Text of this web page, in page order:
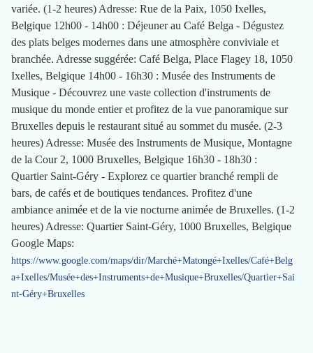
variée. (1-2 heures) Adresse: Rue de la Paix, 1050 Ixelles,
Belgique 12h00 - 14h00 : Déjeuner au Café Belga - Dégustez
des plats belges modernes dans une atmosphère conviviale et
branchée. Adresse suggérée: Café Belga, Place Flagey 18, 1050
Ixelles, Belgique 14h00 - 16h30 : Musée des Instruments de
Musique - Découvrez une vaste collection d'instruments de
musique du monde entier et profitez de la vue panoramique sur
Bruxelles depuis le restaurant situé au sommet du musée. (2-3
heures) Adresse: Musée des Instruments de Musique, Montagne
de la Cour 2, 1000 Bruxelles, Belgique 16h30 - 18h30 :
Quartier Saint-Géry - Explorez ce quartier branché rempli de
bars, de cafés et de boutiques tendances. Profitez d'une
ambiance animée et de la vie nocturne animée de Bruxelles. (1-2
heures) Adresse: Quartier Saint-Géry, 1000 Bruxelles, Belgique
Google Maps:
https://www.google.com/maps/dir/Marché+Matongé+Ixelles/Café+Belg
a+Ixelles/Musée+des+Instruments+de+Musique+Bruxelles/Quartier+Sai
nt-Géry+Bruxelles